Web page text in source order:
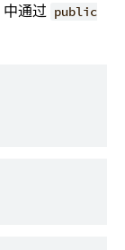
中通过 public